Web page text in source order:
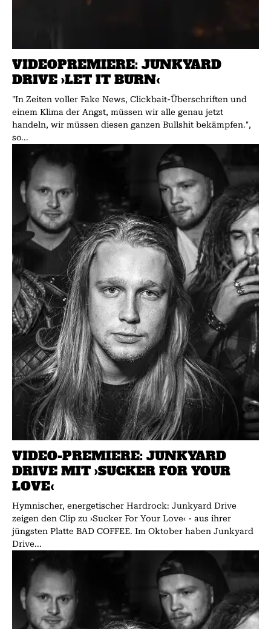
VIDEOPREMIERE: JUNKYARD
DRIVE ›LET IT BURN‹
"In Zeiten voller Fake News, Clickbait-Überschriften und
einem Klima der Angst, müssen wir alle genau jetzt
handeln, wir müssen diesen ganzen Bullshit bekämpfen.",
so...
VIDEO-PREMIERE: JUNKYARD
DRIVE MIT ›SUCKER FOR YOUR
LOVE‹
Hymnischer, energetischer Hardrock: Junkyard Drive
zeigen den Clip zu ›Sucker For Your Love‹ - aus ihrer
jüngsten Platte BAD COFFEE. Im Oktober haben Junkyard
Drive...